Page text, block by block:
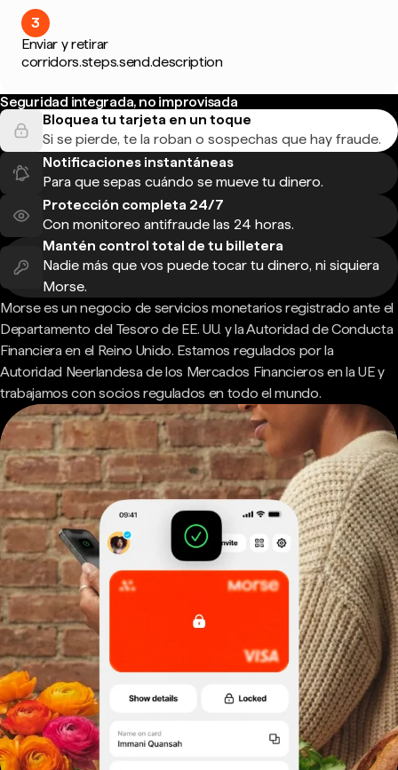
3
Enviar y retirar
corridors.steps.send.description
Seguridad integrada, no improvisada
Bloquea tu tarjeta en un toque
Si se pierde, te la roban o sospechas que hay fraude.
Notificaciones instantáneas
Para que sepas cuándo se mueve tu dinero.
Protección completa 24/7
Con monitoreo antifraude las 24 horas.
Mantén control total de tu billetera
Nadie más que vos puede tocar tu dinero, ni siquiera
Morse.
Morse es un negocio de servicios monetarios registrado ante el
Departamento del Tesoro de EE. UU. y la Autoridad de Conducta
Financiera en el Reino Unido. Estamos regulados por la
Autoridad Neerlandesa de los Mercados Financieros en la UE y
trabajamos con socios regulados en todo el mundo.